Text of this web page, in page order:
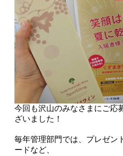
今回も沢山のみなさまにご応
ざいました！
毎年管理部門では、プレゼン
ードなど、